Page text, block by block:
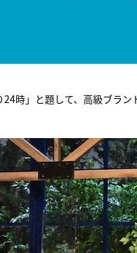
時」と題して、高級ブラ